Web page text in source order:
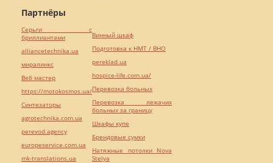
Партнёры
Серьги с
бриллиантами
alliancetechnika.ua
миралинкс
Веб мастер
https://motokosmos.ua/
Синтезаторы
agrotechnika.com.ua
perevod.agency
europeservice.com.ua
mk-translations.ua
Винный шкаф
Подготовка к НМТ / ВНО
pereklad.ua
hospice-life.com.ua/
Перевозка больных
Перевозка лежачих
больных за границу
Шкафы купе
Брендовые сумки
Натяжные потолки Nova
Stelya